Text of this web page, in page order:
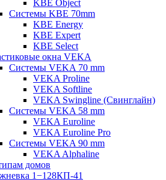
KBE Object
Системы KBE 70mm
KBE Energy
KBE Expert
KBE Select
окна VEKA
Cистемы VEKA 70 mm
VEKA Proline
VEKA Softline
VEKA Swingline (Свинглайн)
Системы VEKA 58 mm
VEKA Euroline
VEKA Euroline Pro
Системы VEKA 90 mm
VEKA Alphaline
домов
1−128КП-41